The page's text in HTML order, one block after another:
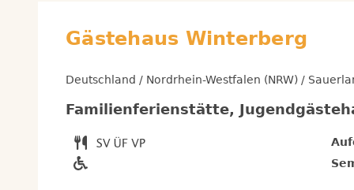
Gästehaus Winterberg
Deutschland / Nordrhein-Westfalen (NRW) /
Familienferienstätte,